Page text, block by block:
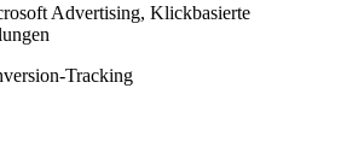
Advertising, Klickbasierte
Tracking